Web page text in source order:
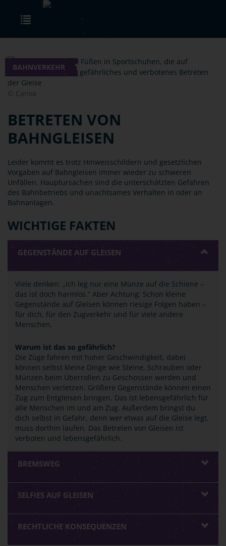
Skip to main content
BAHNVERKEHR
© Canva
BETRETEN VON
BAHNGLEISEN
Leider kommt es trotz Hinweisschildern und gesetzlichen
Vorgaben auf Bahngleisen immer wieder zu schweren
Unfällen. Hauptursachen sind die unterschätzten Gefahren
des Bahnbetriebs und unachtsames Verhalten in oder an
Bahnanlagen.
WICHTIGE FAKTEN
GEGENSTÄNDE AUF GLEISEN
Viele denken: „Ich leg nur eine Münze auf die Schiene –
das ist doch harmlos.“ Aber Achtung: Schon kleine
Gegenstände auf Gleisen können riesige Folgen haben –
für dich, für den Zugverkehr und für viele andere
Menschen.
Warum ist das so gefährlich?
Die Züge fahren mit hoher Geschwindigkeit, dabei
können selbst kleine Dinge wie Steine, Schrauben oder
Münzen beim Überrollen zu Geschossen werden und
Menschen verletzen. Größere Gegenstände können einen
Zug zum Entgleisen bringen. Das ist lebensgefährlich für
alle Menschen im und am Zug. Außerdem bringst du
dich selbst in Gefahr, denn wer etwas auf die Gleise legt,
muss dorthin laufen. Das Betreten von Gleisen ist
verboten und lebensgefährlich.
BREMSWEG
SELFIES AUF GLEISEN
RECHTLICHE KONSEQUENZEN